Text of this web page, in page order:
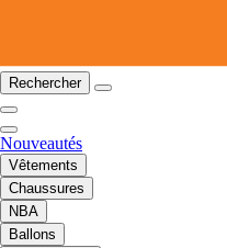
Rechercher
Nouveautés
Vêtements
Chaussures
NBA
Ballons